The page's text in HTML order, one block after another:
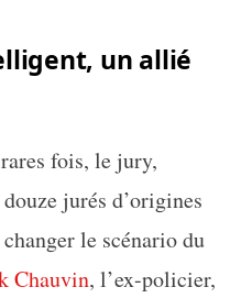
un allié
fois, le jury,
jurés d’origines
le scénario du
Chauvin, l’ex-policier,